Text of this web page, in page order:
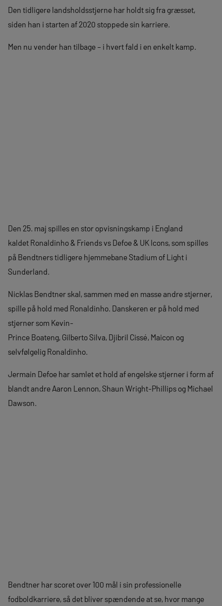
Den tidligere landsholdsstjerne har holdt sig fra græsset,
siden han i starten af 2020 stoppede sin karriere.
Men nu vender han tilbage – i hvert fald i en enkelt kamp.
Den 25. maj spilles en stor opvisningskamp i England
kaldet Ronaldinho & Friends vs Defoe & UK Icons, som spilles
på Bendtners tidligere hjemmebane Stadium of Light i
Sunderland.
Nicklas Bendtner skal, sammen med en masse andre stjerner,
spille på hold med Ronaldinho. Danskeren er på hold med
stjerner som Kevin-
Prince Boateng, Gilberto Silva, Djibril Cissé, Maicon og
selvfølgelig Ronaldinho.
Jermain Defoe har samlet et hold af engelske stjerner i form af
blandt andre Aaron Lennon, Shaun Wright-Phillips og Michael
Dawson.
Bendtner har scoret over 100 mål i sin professionelle
fodboldkarriere, så det bliver spændende at se, hvor mange